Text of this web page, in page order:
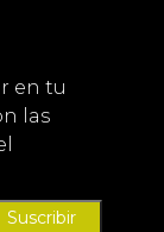
en tu
las
Suscribir